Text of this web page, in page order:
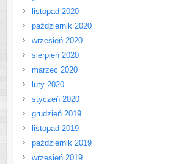
listopad 2020
październik 2020
wrzesień 2020
sierpień 2020
marzec 2020
luty 2020
styczeń 2020
grudzień 2019
listopad 2019
październik 2019
wrzesień 2019